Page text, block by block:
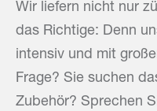
Wir liefern nicht nur
das Richtige: Denn
intensiv und mit
Frage? Sie suchen
Zubehör? Sprechen